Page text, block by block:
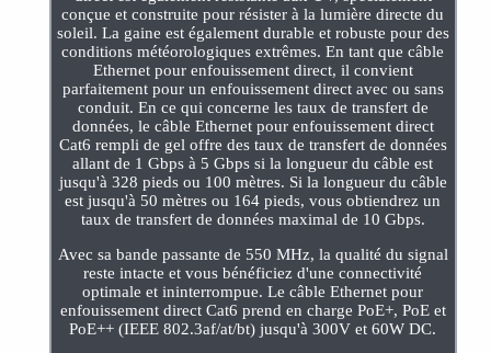
conçue et construite pour résister à la lumière directe du
soleil. La gaine est également durable et robuste pour des
conditions météorologiques extrêmes. En tant que câble
Ethernet pour enfouissement direct, il convient
parfaitement pour un enfouissement direct avec ou sans
conduit. En ce qui concerne les taux de transfert de
données, le câble Ethernet pour enfouissement direct
Cat6 rempli de gel offre des taux de transfert de données
allant de 1 Gbps à 5 Gbps si la longueur du câble est
jusqu'à 328 pieds ou 100 mètres. Si la longueur du câble
est jusqu'à 50 mètres ou 164 pieds, vous obtiendrez un
taux de transfert de données maximal de 10 Gbps.
Avec sa bande passante de 550 MHz, la qualité du signal
reste intacte et vous bénéficiez d'une connectivité
optimale et ininterrompue. Le câble Ethernet pour
enfouissement direct Cat6 prend en charge PoE+, PoE et
PoE++ (IEEE 802.3af/at/bt) jusqu'à 300V et 60W DC.